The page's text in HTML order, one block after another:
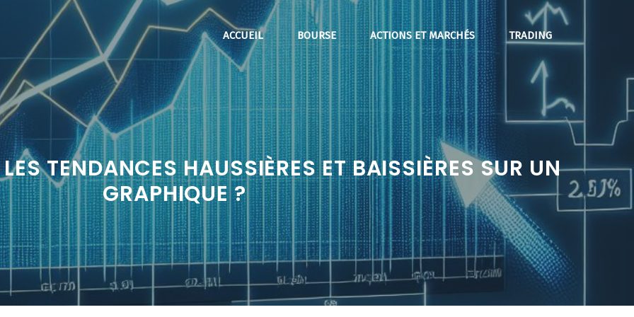
ACCUEIL BOURSE ACTIONS ET MARCHÉS TRADING
TENDANCES HAUSSIÈRES ET BAISSIÈRES SUR UN
GRAPHIQUE ?